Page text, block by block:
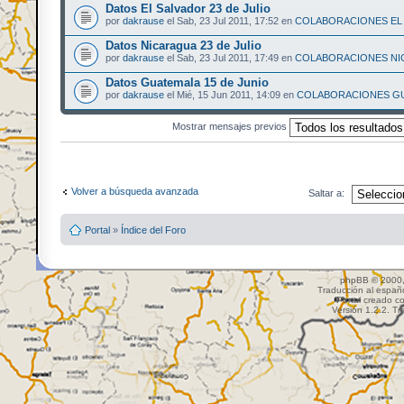
Datos El Salvador 23 de Julio
por dakrause el Sab, 23 Jul 2011, 17:52 en COLABORACIONES EL
Datos Nicaragua 23 de Julio
por dakrause el Sab, 23 Jul 2011, 17:49 en COLABORACIONES
Datos Guatemala 15 de Junio
por dakrause el Mié, 15 Jun 2011, 14:09 en COLABORACIONES
Mostrar mensajes previos
Volver a búsqueda avanzada Saltar a:
Portal » Índice del Foro
phpBB ©
Traducción al
Portal creado
Versión 1.2.2.